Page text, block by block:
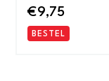
€9,75
BESTEL